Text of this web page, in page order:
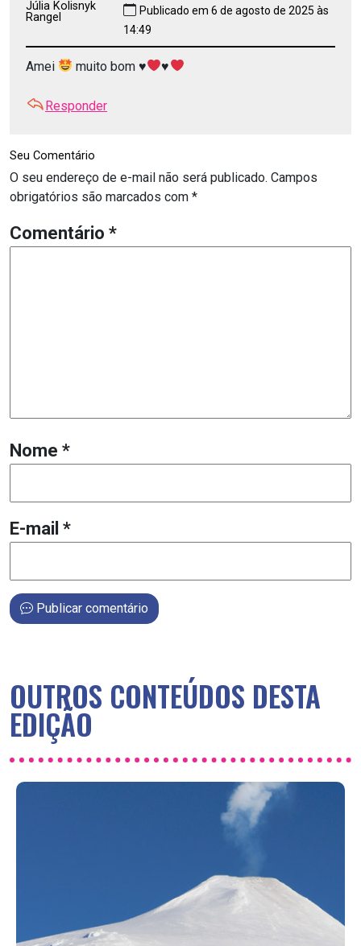
Júlia Kolisnyk
Rangel
Publicado em 6 de agosto de 2025 às
14:49
Amei muito bom♥️ ♥️
Responder
Seu Comentário
O seu endereço de e-mail não será publicado. Campos
obrigatórios são marcados com *
Comentário *
Nome *
E-mail *
Publicar comentário
OUTROS CONTEÚDOS DESTA
EDIÇÃO